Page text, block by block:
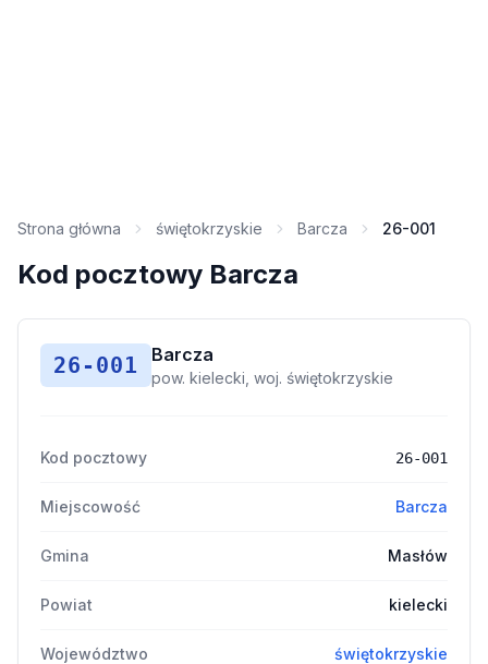
Strona główna świętokrzyskie Barcza 26-001
Kod pocztowy Barcza
26-001 Barcza
pow. kielecki, woj. świętokrzyskie
Kod pocztowy 26-001
Miejscowość Barcza
Gmina Masłów
Powiat kielecki
Województwo świętokrzyskie